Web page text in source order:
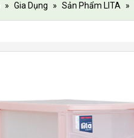
» Gia Dụng » Sản Phẩm LITA »